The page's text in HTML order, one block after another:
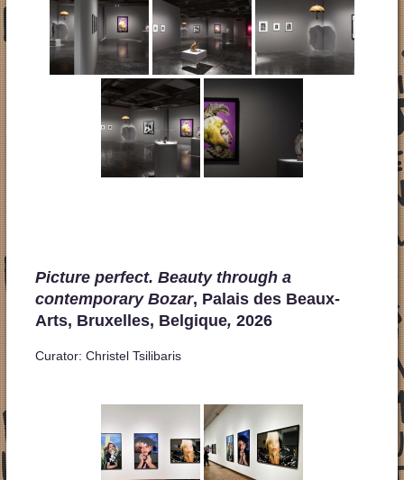
Picture perfect. Beauty through a
contemporary Bozar, Palais des Beaux-
Arts, Bruxelles, Belgique, 2026
Curator: Christel Tsilibaris